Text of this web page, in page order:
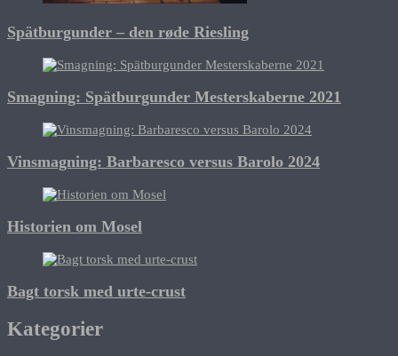
Spätburgunder – den røde Riesling
Smagning: Spätburgunder Mesterskaberne 2021
Vinsmagning: Barbaresco versus Barolo 2024
Historien om Mosel
Bagt torsk med urte-crust
Kategorier